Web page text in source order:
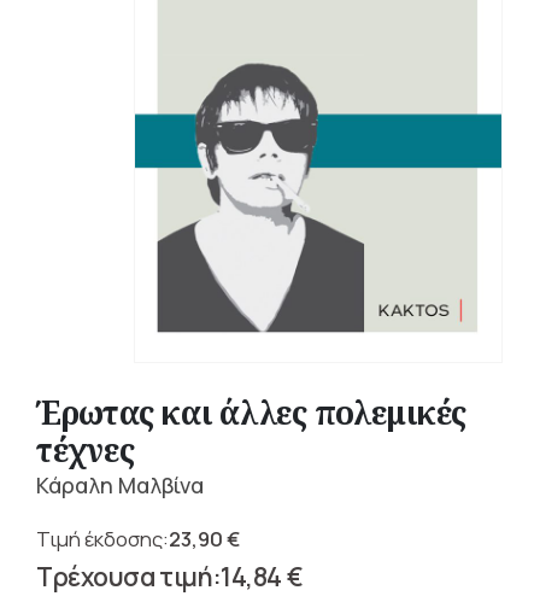
Έρωτας και άλλες πολεμικές
τέχνες
Κάραλη Μαλβίνα
23,90€
Original
price 14,84€